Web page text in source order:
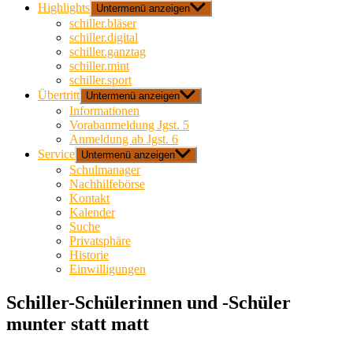
Highlights Untermenü anzeigen
schiller.bläser
schiller.digital
schiller.ganztag
schiller.mint
schiller.sport
Übertritt Untermenü anzeigen
Informationen
Vorabanmeldung Jgst. 5
Anmeldung ab Jgst. 6
Service Untermenü anzeigen
Schulmanager
Nachhilfebörse
Kontakt
Kalender
Suche
Privatsphäre
Historie
Einwilligungen
Schiller-Schülerinnen und -Schüler
munter statt matt